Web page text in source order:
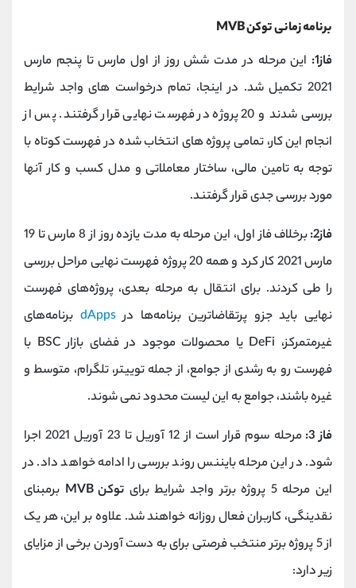
برنامه زمانی توکن MVB
فاز1:
این مرحله در مدت شش روز از اول مارس تا پنجم مارس
2021 تکمیل شد. در اینجا، تمام درخواست های واجد شرایط
بررسی شدند و 20 پروژه در فهرست نهایی قرار گرفتند. پس از
انجام این کار، تمامی پروژه های انتخاب شده در فهرست کوتاه با
توجه به تامین مالی، ساختار معاملاتی و مدل کسب و کار آنها
مورد بررسی جدی قرار گرفتند.
فاز2:
برخلاف فاز اول، این مرحله به مدت یازده روز از 8 مارس تا 19
مارس 2021 کار کرد و همه 20 پروژه فهرست نهایی مراحل بررسی
را طی کردند. برای انتقال به مرحله بعدی، پروژه‌های فهرست
نهایی باید جزو پرتقاضاترین برنامه‌ها درdApps برنامه‌های
غیرمتمرکز، DeFi یا محصولات موجود در فضای بازار BSC با
فهرست رو به رشدی از جوامع، از جمله توییتر، تلگرام، متوسط و
غیره باشند، جوامع به این لیست محدود نمی شوند.
فاز 3:
مرحله سوم قرار است از 12 آوریل تا 23 آوریل 2021 اجرا
شود. در این مرحله بایننس روند بررسی را ادامه خواهد داد. در
این مرحله 5 پروژه برتر واجد شرایط برای
توکن MVB
برمبنای
نقدینگی، کاربران فعال روزانه خواهند شد. علاوه بر این، هر یک
از 5 پروژه برتر منتخب فرصتی برای به دست آوردن برخی از مزایای
زیر دارد: